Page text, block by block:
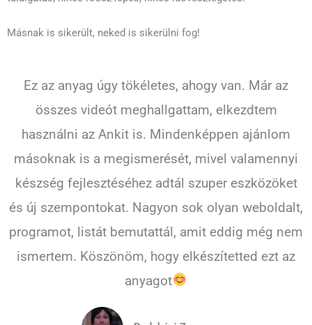
Másnak is sikerült, neked is sikerülni fog!
Ez az anyag úgy tökéletes, ahogy van. Már az
összes videót meghallgattam, elkezdtem
használni az Ankit is. Mindenképpen ajánlom
másoknak is a megismerését, mivel valamennyi
készség fejlesztéséhez adtál szuper eszközöket
és új szempontokat. Nagyon sok olyan weboldalt,
programot, listát bemutattál, amit eddig még nem
ismertem. Köszönöm, hogy elkészítetted ezt az
anyagot